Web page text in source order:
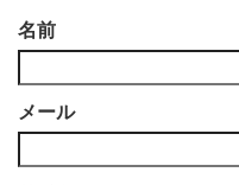
名前
メール